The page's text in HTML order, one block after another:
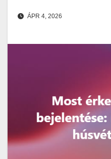
ÁPR 4, 2026